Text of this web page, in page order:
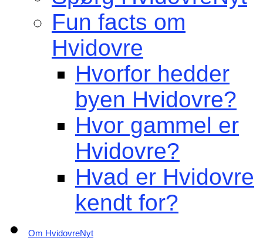
Fun facts om
Hvidovre
Hvorfor hedder
byen Hvidovre?
Hvor gammel er
Hvidovre?
Hvad er Hvidovre
kendt for?
Om HvidovreNyt